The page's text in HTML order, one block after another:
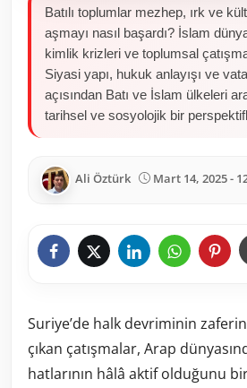
Batılı toplumlar mezhep, ırk ve
aşmayı nasıl başardı? İslam
kimlik krizleri ve toplumsal
Siyasi yapı, hukuk anlayışı ve
açısından Batı ve İslam ülkeleri
tarihsel ve sosyolojik bir
Ali Öztürk Mart 14, 2025 -
Suriye’de halk devriminin
çıkan çatışmalar, Arap
hatlarının hâlâ aktif olduğunu